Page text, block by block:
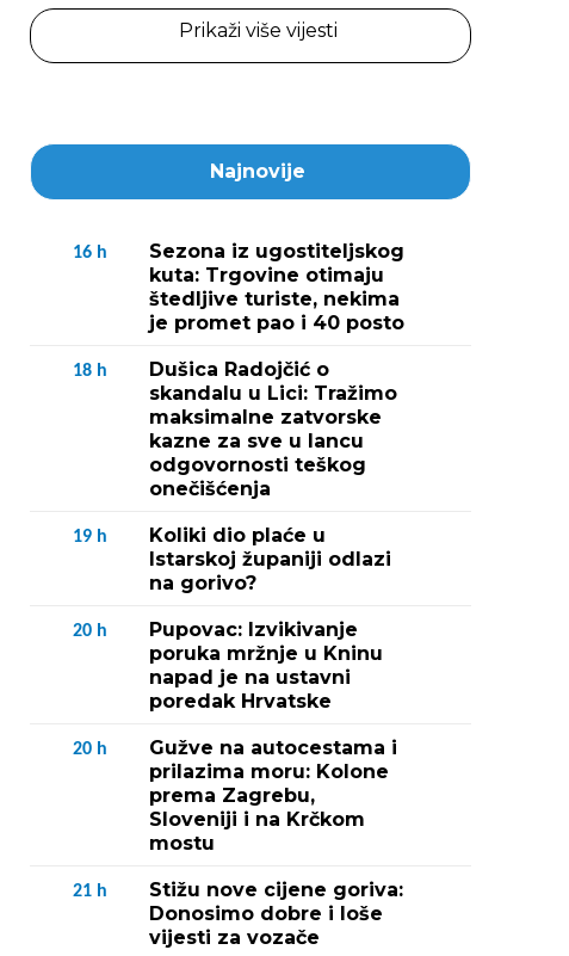
Prikaži više vijesti
Najnovije
16 h
Sezona iz ugostiteljskog
kuta: Trgovine otimaju
štedljive turiste, nekima
je promet pao i 40 posto
18 h
Dušica Radojčić o
skandalu u Lici: Tražimo
maksimalne zatvorske
kazne za sve u lancu
odgovornosti teškog
onečišćenja
19 h
Koliki dio plaće u
Istarskoj županiji odlazi
na gorivo?
20 h
Pupovac: Izvikivanje
poruka mržnje u Kninu
napad je na ustavni
poredak Hrvatske
20 h
Gužve na autocestama i
prilazima moru: Kolone
prema Zagrebu,
Sloveniji i na Krčkom
mostu
21 h
Stižu nove cijene goriva:
Donosimo dobre i loše
vijesti za vozače